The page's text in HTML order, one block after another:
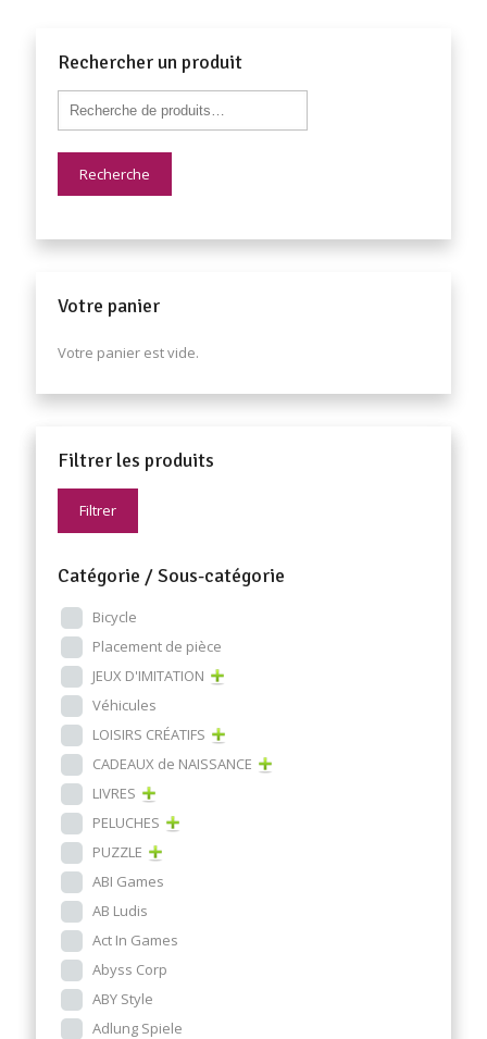
Rechercher un produit
Recherche
Votre panier
Votre panier est vide.
Filtrer les produits
Filtrer
Catégorie / Sous-catégorie
Bicycle
Placement de pièce
JEUX D'IMITATION
Véhicules
LOISIRS CRÉATIFS
CADEAUX de NAISSANCE
LIVRES
PELUCHES
PUZZLE
ABI Games
AB Ludis
Act In Games
Abyss Corp
ABY Style
Adlung Spiele